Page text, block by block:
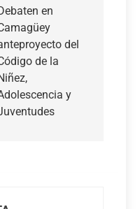
en
del
de la
y